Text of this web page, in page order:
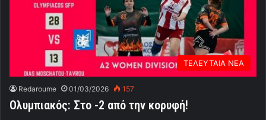
ΤΕΛΕΥΤΑΙΑ ΝΕΑ
Redaroume 01/03/2026 157
Ολυμπιακός: Στο -2 από την κορυφή!